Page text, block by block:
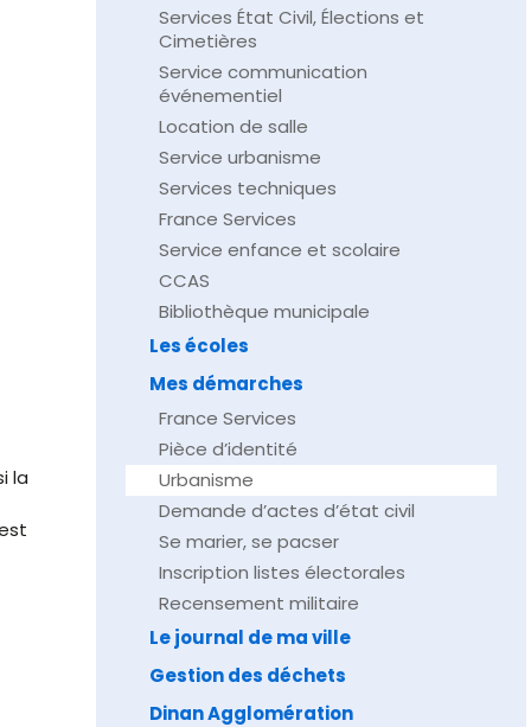
la
Services État Civil, Élections et
Cimetières
Service communication
événementiel
Location de salle
Service urbanisme
Services techniques
France Services
Service enfance et scolaire
CCAS
Bibliothèque municipale
Les écoles
Mes démarches
France Services
Pièce d’identité
Urbanisme
Demande d’actes d’état civil
Se marier, se pacser
Inscription listes électorales
Recensement militaire
Le journal de ma ville
Gestion des déchets
Dinan Agglomération